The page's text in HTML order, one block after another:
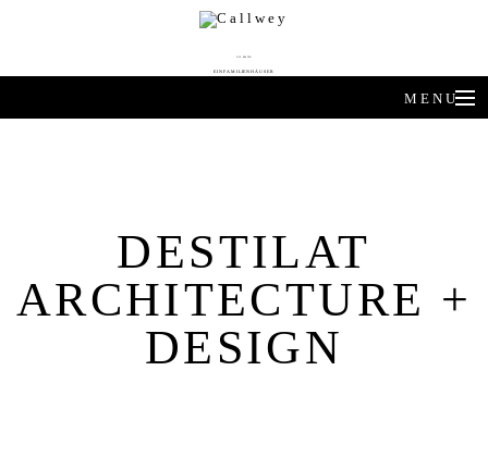
EINFAMILIENHÄUSER
MENU
ARCHITEKTEN-PROFILE
PRODUKTTRENDS
HÄUSER DES JAHRES
DESTILAT
ARCHITECTURE +
DESIGN